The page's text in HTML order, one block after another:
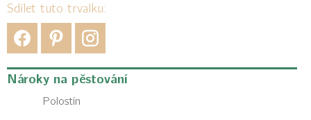
Sdílet tuto trvalku:
Nároky na pěstování
Polostín